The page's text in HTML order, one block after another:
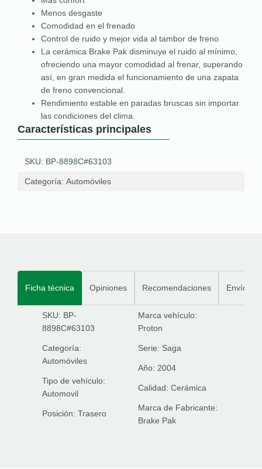
Menos desgaste
Comodidad en el frenado
Control de ruido y mejor vida al tambor de freno
La cerámica Brake Pak disminuye el ruido al mínimo,
ofreciendo una mayor comodidad al frenar, superando
así, en gran medida el funcionamiento de una zapata
de freno convencional.
Rendimiento estable en paradas bruscas sin importar
las condiciones del clima.
Características principales
SKU: BP-8898C#63103
Categoría: Automóviles
Ficha técnica Opiniones Recomendaciones Envíos
SKU: BP-
8898C#63103
Categoría:
Automóviles
Tipo de vehículo:
Automovil
Posición: Trasero
Marca vehículo:
Proton
Serie: Saga
Año: 2004
Calidad: Cerámica
Marca de Fabricante:
Brake Pak